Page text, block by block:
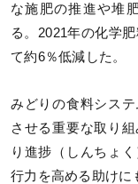
な施肥の推進や堆
る。2021年の化学
て約6％低減した。
みどりの食料シス
させる重要な取り
り進捗（しんちょ
行力を高める助けに